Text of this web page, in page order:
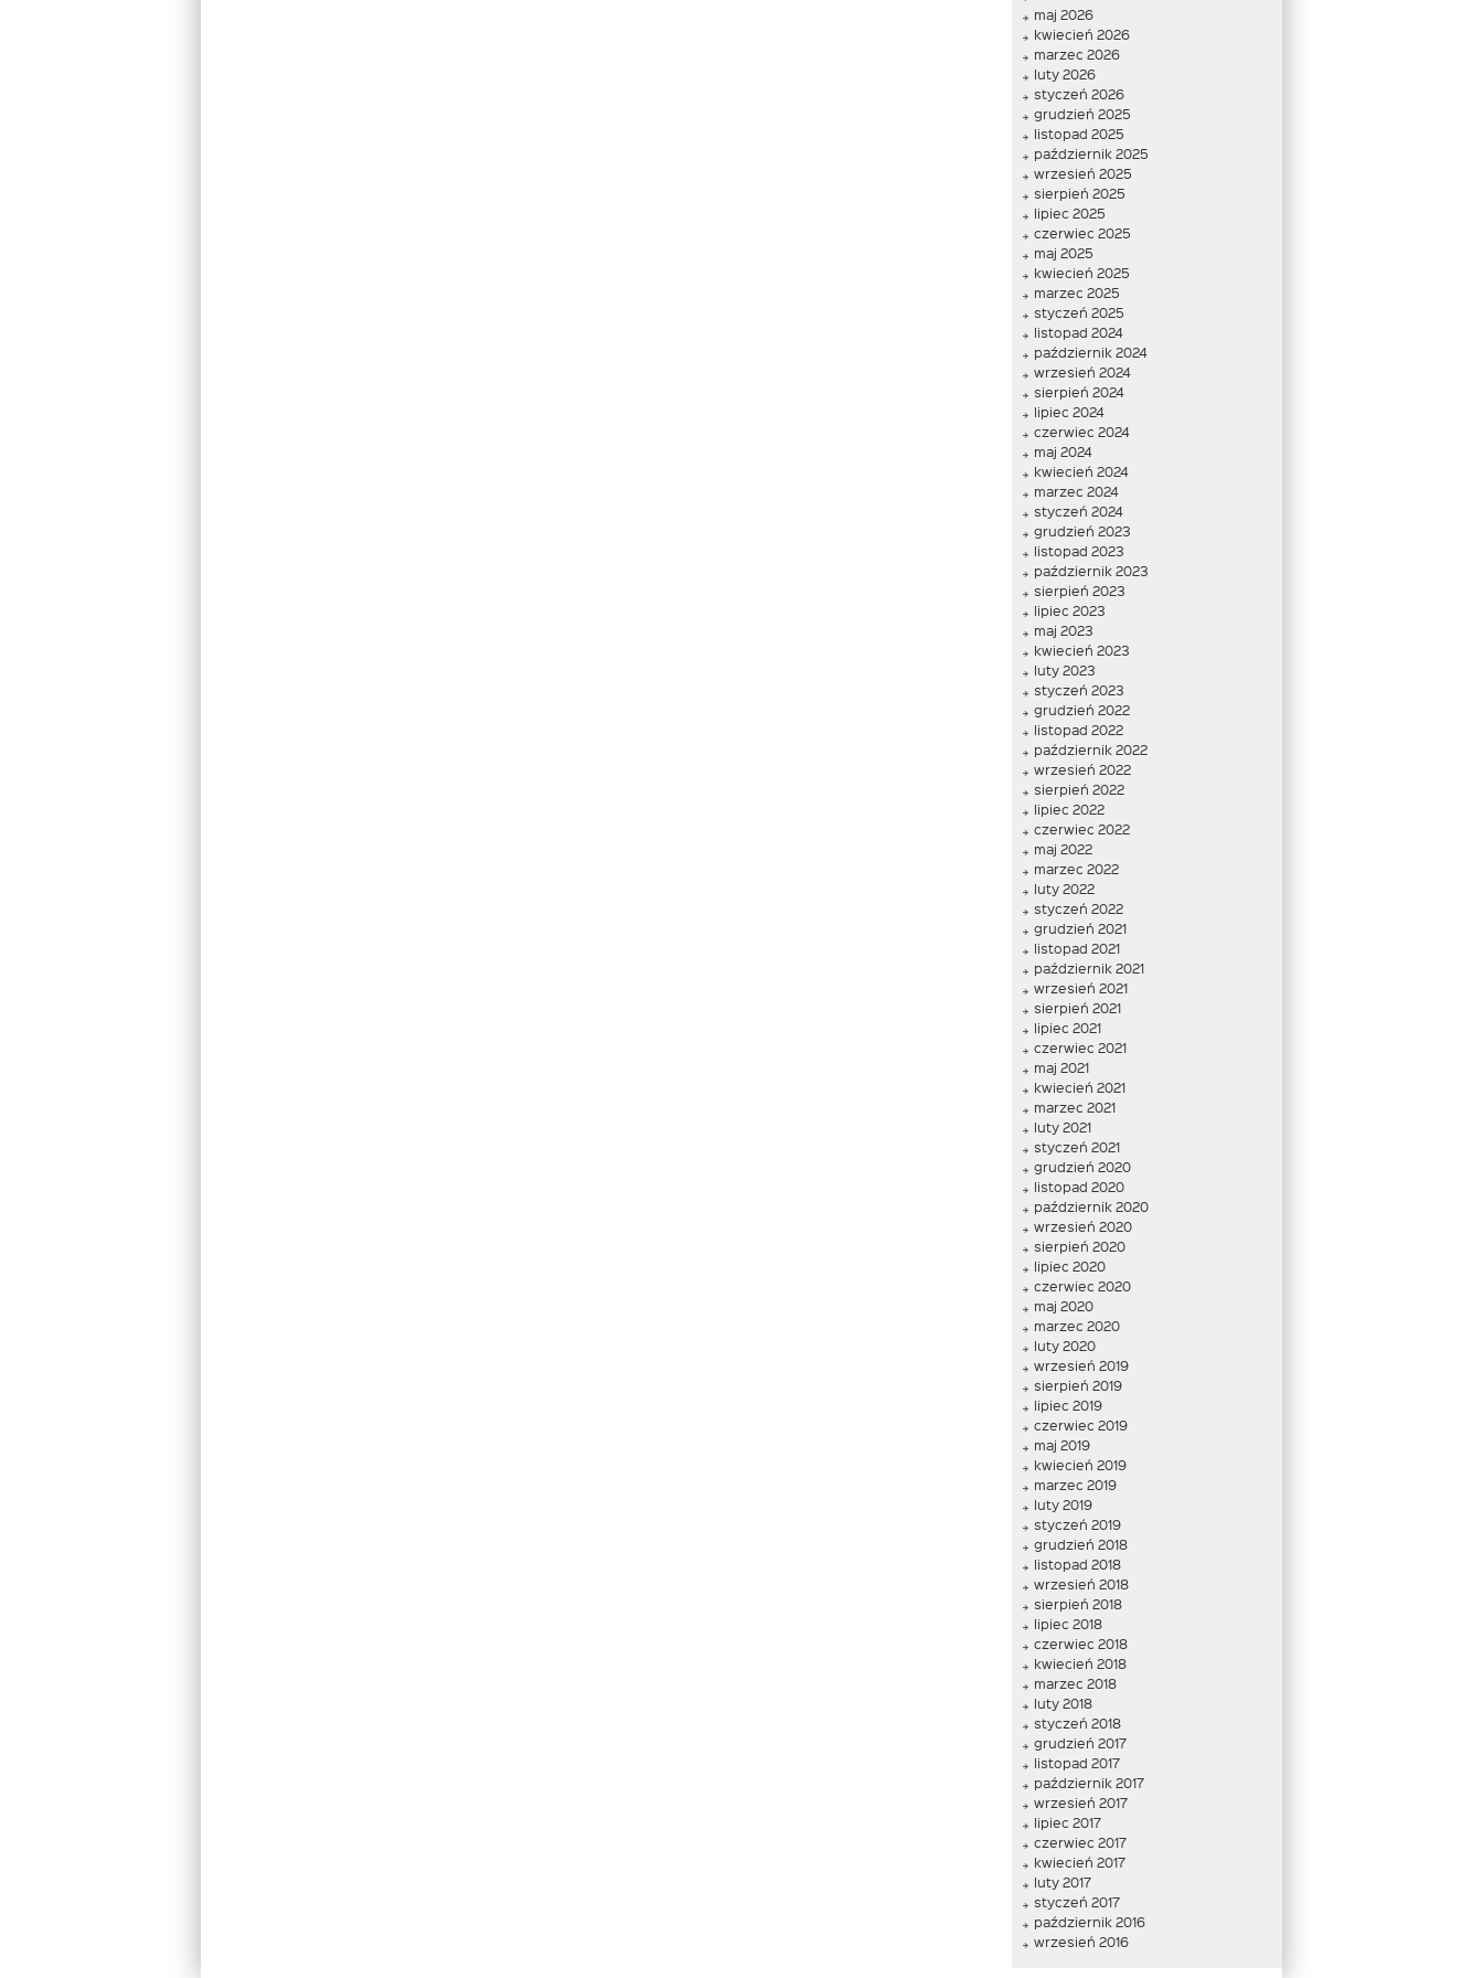
maj 2026
kwiecień 2026
marzec 2026
luty 2026
styczeń 2026
grudzień 2025
listopad 2025
październik 2025
wrzesień 2025
sierpień 2025
lipiec 2025
czerwiec 2025
maj 2025
kwiecień 2025
marzec 2025
styczeń 2025
listopad 2024
październik 2024
wrzesień 2024
sierpień 2024
lipiec 2024
czerwiec 2024
maj 2024
kwiecień 2024
marzec 2024
styczeń 2024
grudzień 2023
listopad 2023
październik 2023
sierpień 2023
lipiec 2023
maj 2023
kwiecień 2023
luty 2023
styczeń 2023
grudzień 2022
listopad 2022
październik 2022
wrzesień 2022
sierpień 2022
lipiec 2022
czerwiec 2022
maj 2022
marzec 2022
luty 2022
styczeń 2022
grudzień 2021
listopad 2021
październik 2021
wrzesień 2021
sierpień 2021
lipiec 2021
czerwiec 2021
maj 2021
kwiecień 2021
marzec 2021
luty 2021
styczeń 2021
grudzień 2020
listopad 2020
październik 2020
wrzesień 2020
sierpień 2020
lipiec 2020
czerwiec 2020
maj 2020
marzec 2020
luty 2020
wrzesień 2019
sierpień 2019
lipiec 2019
czerwiec 2019
maj 2019
kwiecień 2019
marzec 2019
luty 2019
styczeń 2019
grudzień 2018
listopad 2018
wrzesień 2018
sierpień 2018
lipiec 2018
czerwiec 2018
kwiecień 2018
marzec 2018
luty 2018
styczeń 2018
grudzień 2017
listopad 2017
październik 2017
wrzesień 2017
lipiec 2017
czerwiec 2017
kwiecień 2017
luty 2017
styczeń 2017
październik 2016
wrzesień 2016